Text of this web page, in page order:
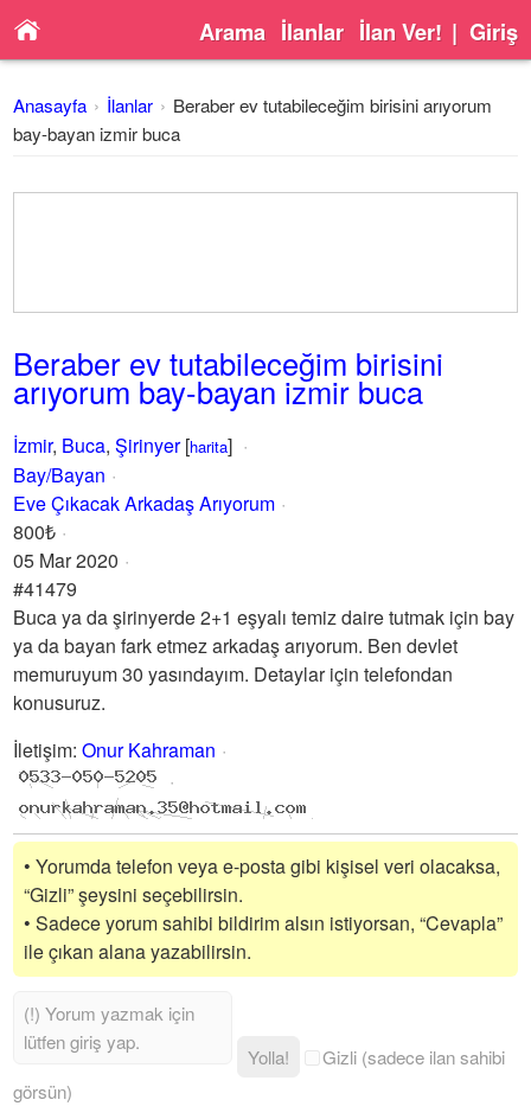
Arama İlanlar İlan Ver! | Giriş
Anasayfa İlanlar
Beraber ev tutabileceğim birisini arıyorum
bay-bayan izmir buca
Beraber ev tutabileceğim birisini
arıyorum bay-bayan izmir buca
İzmir, Buca,Şirinyer[harita]
Bay/Bayan
Eve Çıkacak Arkadaş Arıyorum
800₺
05 Mar 2020
#41479
Buca ya da şirinyerde 2+1 eşyalı temiz daire tutmak için bay
ya da bayan fark etmez arkadaş arıyorum. Ben devlet
memuruyum 30 yasındayım. Detaylar için telefondan
konusuruz.
İletişim:Onur Kahraman
• Yorumda telefon veya e-posta gibi kişisel veri olacaksa,
“Gizli” şeysini seçebilirsin.
• Sadece yorum sahibi bildirim alsın istiyorsan, “Cevapla”
ile çıkan alana yazabilirsin.
Yolla!
Gizli (sadece ilan sahibi
görsün)